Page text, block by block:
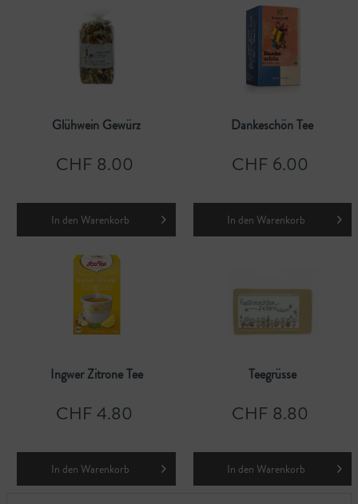
Glühwein Gewürz
CHF 8.00
In den Warenkorb
Dankeschön Tee
CHF 6.00
In den Warenkorb
Ingwer Zitrone Tee
CHF 4.80
In den Warenkorb
Teegrüsse
CHF 8.80
In den Warenkorb